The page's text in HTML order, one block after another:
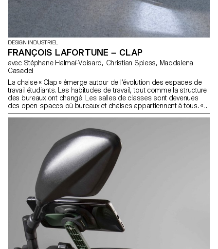
DESIGN INDUSTRIEL
FRANÇOIS LAFORTUNE – CLAP
avec Stéphane Halmaï-Voisard, Christian Spiess, Maddalena
Casadei
La chaise « Clap » émerge autour de l’évolution des espaces de
travail étudiants. Les habitudes de travail, tout comme la structure
des bureaux ont changé. Les salles de classes sont devenues
des open-spaces où bureaux et chaises appartiennent à tous. «
Clap » est une chaise qui permet de conserver vos effets
serrure, tout en assurant une bonne ergonomie. Elle est faite
d’une structure en plastique injectée et d’une assise en
contreplaqué moulée. Le projet s’est développé autour de l’action
de s’asseoir, comme un acte d’appropriation.